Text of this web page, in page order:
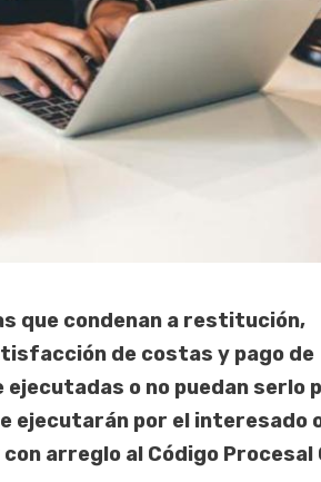
que condenan a restitución,
de costas y pago de
o no puedan serlo
ejecutarán por el interesado
arreglo al Código Procesal